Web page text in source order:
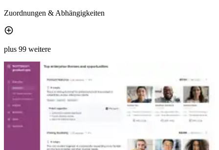
Zuordnungen & Abhängigkeiten
plus 99 weitere